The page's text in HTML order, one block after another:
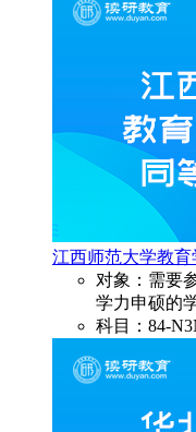
江西师范大学教
对象：需要
学力申硕的
科目：84-